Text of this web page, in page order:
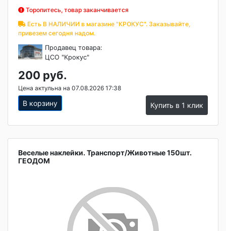
Торопитесь, товар заканчивается
Есть В НАЛИЧИИ в магазине "КРОКУС". Заказывайте,
привезем сегодня надом.
Продавец товара:
ЦСО "Крокус"
200 руб.
Цена актульна на 07.08.2026 17:38
В корзину Купить в 1 клик
Веселые наклейки. Транспорт/Животные 150шт.
ГЕОДОМ